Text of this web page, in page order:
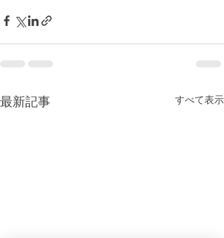
最新記事 すべて表示